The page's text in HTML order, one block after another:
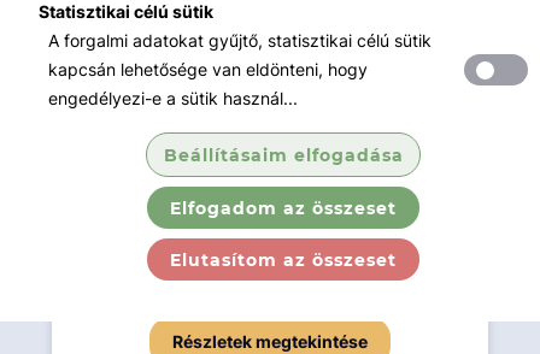
Statisztikai célú sütik
A forgalmi adatokat gyűjtő, statisztikai célú sütik
kapcsán lehetősége van eldönteni, hogy
engedélyezi-e a sütik használ...
Beállításaim elfogadása
Elfogadom az összeset
Elutasítom az összeset
Tőzsdei szakvizsga felkészítő
tanfolyam (B...
Megismertetjük 4 képzési részen keresztül
legfontosabb fogalmakat, szabályokat,
összefüggéseket és folyamatokat.
KURZUS IDŐPONTJA
Kezdés 2026. 09. 26...
558 673 Ft
Részletek megtekintése